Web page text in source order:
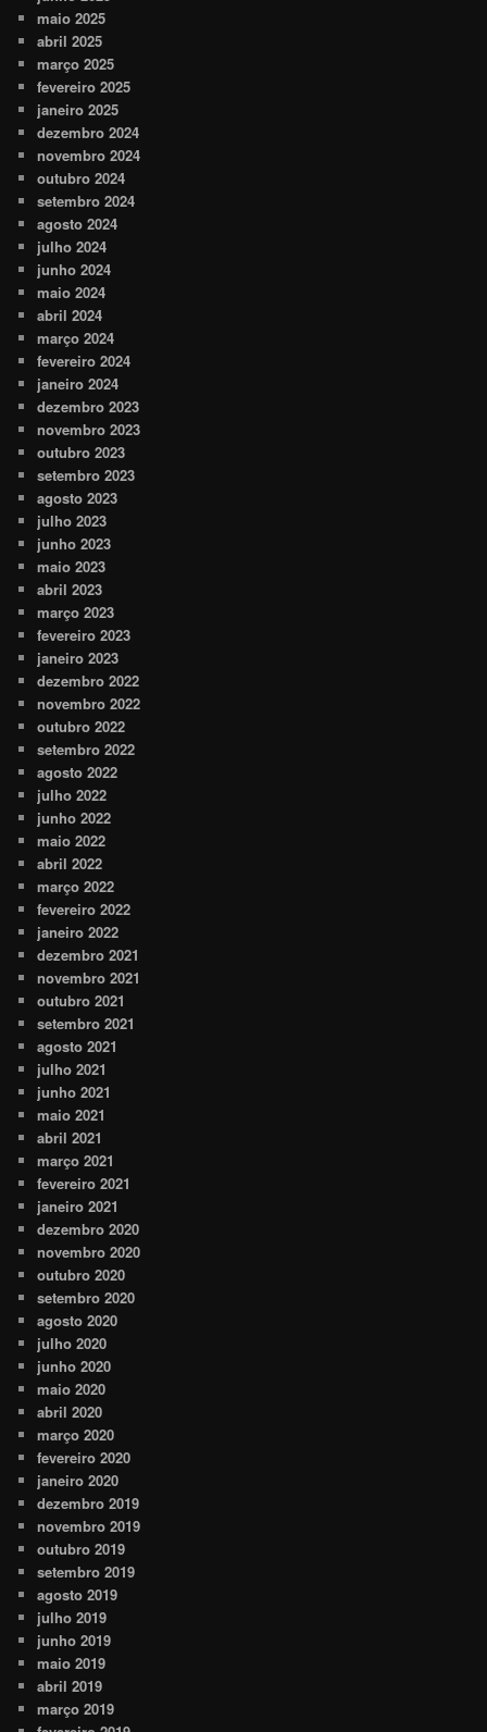
maio 2025
abril 2025
março 2025
fevereiro 2025
janeiro 2025
dezembro 2024
novembro 2024
outubro 2024
setembro 2024
agosto 2024
julho 2024
junho 2024
maio 2024
abril 2024
março 2024
fevereiro 2024
janeiro 2024
dezembro 2023
novembro 2023
outubro 2023
setembro 2023
agosto 2023
julho 2023
junho 2023
maio 2023
abril 2023
março 2023
fevereiro 2023
janeiro 2023
dezembro 2022
novembro 2022
outubro 2022
setembro 2022
agosto 2022
julho 2022
junho 2022
maio 2022
abril 2022
março 2022
fevereiro 2022
janeiro 2022
dezembro 2021
novembro 2021
outubro 2021
setembro 2021
agosto 2021
julho 2021
junho 2021
maio 2021
abril 2021
março 2021
fevereiro 2021
janeiro 2021
dezembro 2020
novembro 2020
outubro 2020
setembro 2020
agosto 2020
julho 2020
junho 2020
maio 2020
abril 2020
março 2020
fevereiro 2020
janeiro 2020
dezembro 2019
novembro 2019
outubro 2019
setembro 2019
agosto 2019
julho 2019
junho 2019
maio 2019
abril 2019
março 2019